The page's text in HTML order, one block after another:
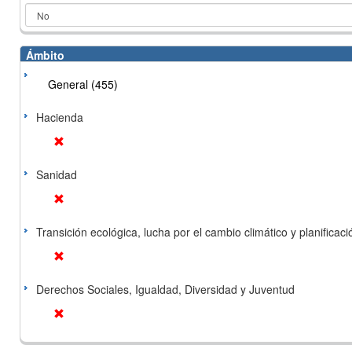
Ámbito
General (455)
Hacienda
Sanidad
Transición ecológica, lucha por el cambio climático y
Derechos Sociales, Igualdad, Diversidad y Juventud